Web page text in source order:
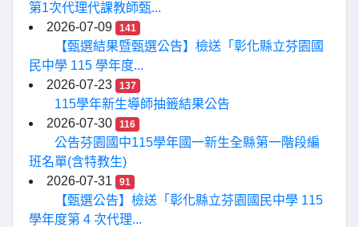
第1次代理代課教師甄...
2026-07-09
141
【甄選結果暨甄選公告】檢送「彰化縣立芬園國
民中學 115 學年度...
2026-07-23
137
115學年新生導師抽籤結果公告
2026-07-30
116
公告芬園國中115學年國一新生全縣第一階段編
班名單(含特教生)
2026-07-31
91
【甄選公告】檢送「彰化縣立芬園國民中學 115
學年度第 4 次代理...